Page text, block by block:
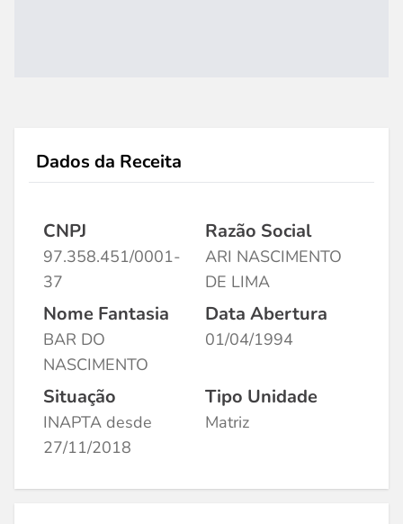
Dados da Receita
CNPJ
97.358.451/0001-
37
Razão Social
ARI NASCIMENTO
DE LIMA
Nome Fantasia
BAR DO
NASCIMENTO
Data Abertura
01/04/1994
Situação
INAPTA desde
27/11/2018
Tipo Unidade
Matriz